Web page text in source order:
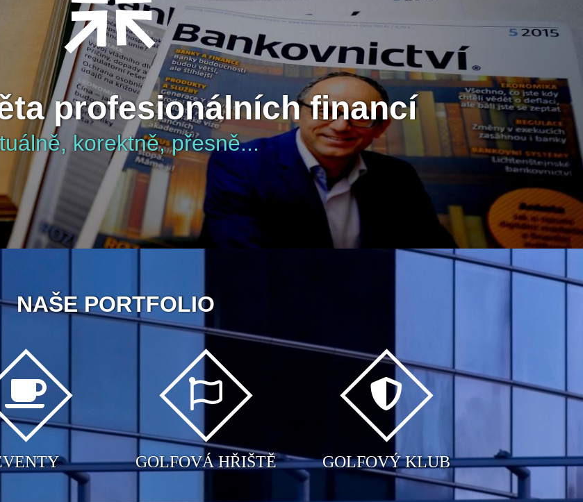
profesionálních financí
korektně, přesně...
NAŠE PORTFOLIO
GOLFOVÁ HŘIŠTĚ GOLFOVÝ KLUB